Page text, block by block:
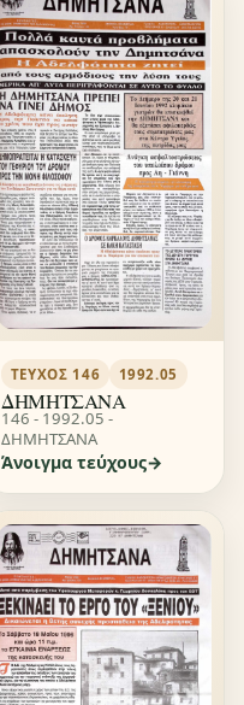
ΤΕΎΧΟΣ 146 1992.05
ΔΗΜΗΤΣΑΝΑ
146 - 1992.05 -
ΔΗΜΗΤΣΑΝΑ
Άνοιγμα τεύχους